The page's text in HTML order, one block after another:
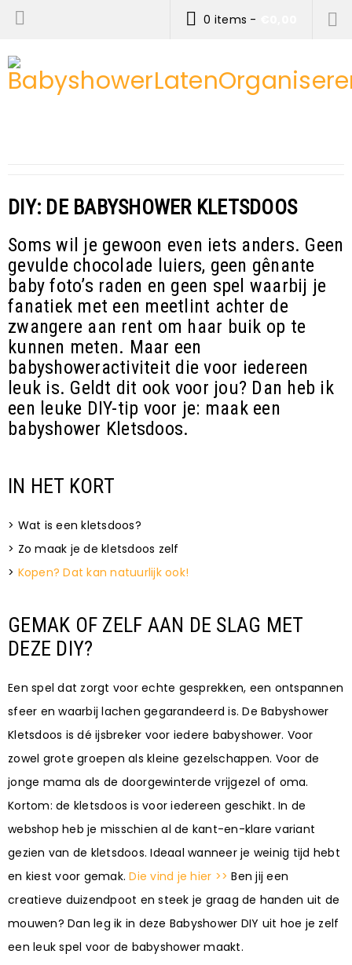
0 items -
DIY: DE BABYSHOWER KLETSDOOS
Soms wil je gewoon even iets anders. Geen
gevulde chocolade luiers, geen gênante
baby foto’s raden en geen spel waarbij je
fanatiek met een meetlint achter de
zwangere aan rent om haar buik op te
kunnen meten. Maar een
babyshoweractiviteit die voor iedereen
leuk is. Geldt dit ook voor jou? Dan heb ik
een leuke DIY-tip voor je: maak een
babyshower Kletsdoos.
IN HET KORT
> Wat is een kletsdoos?
> Zo maak je de kletsdoos zelf
> Kopen? Dat kan natuurlijk ook!
GEMAK OF ZELF AAN DE SLAG MET
DEZE DIY?
Een spel dat zorgt voor echte gesprekken, een ontspannen
sfeer en waarbij lachen gegarandeerd is. De Babyshower
Kletsdoos is dé ijsbreker voor iedere babyshower. Voor
zowel grote groepen als kleine gezelschappen. Voor de
jonge mama als de doorgewinterde vrijgezel of oma.
Kortom: de kletsdoos is voor iedereen geschikt. In de
webshop heb je misschien al de kant-en-klare variant
gezien van de kletsdoos. Ideaal wanneer je weinig tijd hebt
en kiest voor gemak.Die vind je hier >> Ben jij een
creatieve duizendpoot en steek je graag de handen uit de
mouwen? Dan leg ik in deze Babyshower DIY uit hoe je zelf
een leuk spel voor de babyshower maakt.